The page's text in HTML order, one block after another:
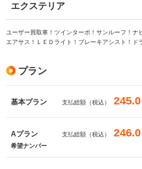
エクステリア
ユーザー買取車！ツインターボ！サンルーフ！ナ
エアサス！ＬＥＤライト！ブレーキアシスト！ド
プラン
基本プラン 支払総額（税込） 245.0
Aプラン 支払総額（税込） 246.0
希望ナンバー